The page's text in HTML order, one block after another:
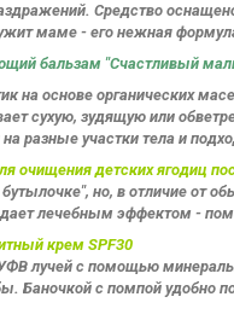
Средство
маме - его нежная
бальзам "Счастливый
на основе органических
сухую, зудящую или
разные участки тела и
очищения детских ягодиц
но, в отличие от
лечебным эффектом -
крем SPF30
лучей с помощью
Баночкой с помпой удобно